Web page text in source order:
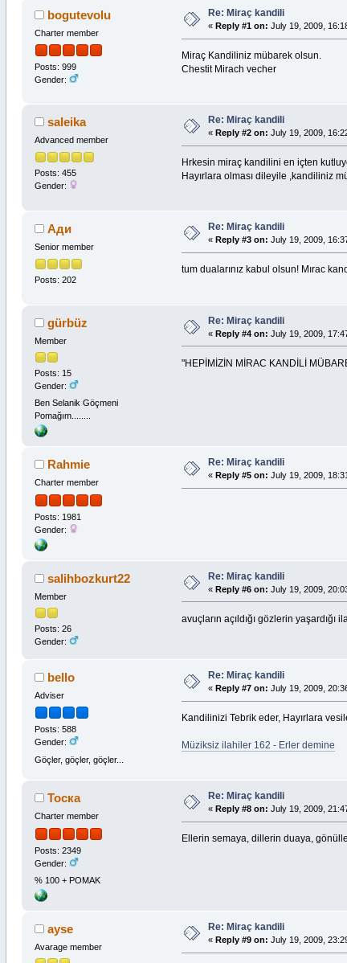
bogutevolu
Charter member
Posts: 999
Gender:
Re: Miraç kandili
« Reply #1 on: July 19, 2009,
Miraç Kandiliniz mübarek olsun.
Chestit Mirach vecher
saleika
Advanced member
Posts: 455
Gender:
Re: Miraç kandili
« Reply #2 on: July 19, 2009,
Hrkesin miraç kandilini en içten
Hayırlara olması dileyile ,kandiliniz
Ади
Senior member
Posts: 202
Re: Miraç kandili
« Reply #3 on: July 19, 2009,
tum dualarınız kabul olsun! Mırac
gürbüz
Member
Posts: 15
Gender:
Ben Selanik Göçmeni
Pomağım........
Re: Miraç kandili
« Reply #4 on: July 19, 2009,
"HEPİMİZİN MİRAC KANDİLİ
Rahmie
Charter member
Posts: 1981
Gender:
Re: Miraç kandili
« Reply #5 on: July 19, 2009,
salihbozkurt22
Member
Posts: 26
Gender:
Re: Miraç kandili
« Reply #6 on: July 19, 2009,
avuçların açıldığı gözlerin
bello
Adviser
Posts: 588
Gender:
Göçler, göçler, göçler...
Re: Miraç kandili
« Reply #7 on: July 19, 2009,
Kandilinizi Tebrik eder, Hayırlara
Müziksiz ilahiler 162 - Erler demine
Тоска
Charter member
Posts: 2349
Gender:
% 100 + POMAK
Re: Miraç kandili
« Reply #8 on: July 19, 2009,
Ellerin semaya, dillerin duaya,
ayse
Avarage member
Re: Miraç kandili
« Reply #9 on: July 19, 2009,